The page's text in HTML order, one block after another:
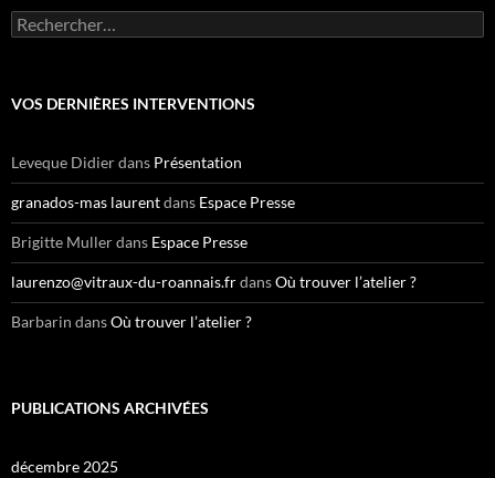
R
e
e
h
e
r
:
VOS DERNIÈRES INTERVENTIONS
Leveque Didierdans Présentation
granados-mas laurentdans Espace Presse
Brigitte Mullerdans Espace Presse
laurenzo@vitraux-du-roannais.frdansOù trouver l’atelier ?
Barbarin dansOù trouver l’atelier ?
PUBLICATIONS ARCHIVÉES
décembre 2025